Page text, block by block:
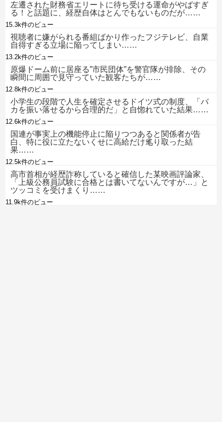
左遷された財務省エリートに待ち受ける運命がやばすぎ
る！と話題に、経歴自体はとんでもないものだが……
15.3k件のビュー
視聴者に嫌がられる番組ばかり作ったフジテレビ、自業
自得すぎる立場に陥ってしまい……
13.2k件のビュー
原爆ドーム前に居座る”市民団体”を警官隊が排除、その
瞬間に周囲で見守っていた観客たちが……
12.8k件のビュー
小学生の段階で人生を確定させるドイツ式の制度、「バ
カを振い落せるから合理的だ」と自惚れていた結果……
12.6k件のビュー
国連が事実上の機能停止に陥りつつあると関係者が告
白、特に役に立たないくせに高給だけ毟り取った結
果……
12.5k件のビュー
高市首相が経歴詐称していると確信した某映画評論家、
「上級公務員試験に合格とは書いてないんですが…」と
ツッコミを受けまくり……
11.9k件のビュー